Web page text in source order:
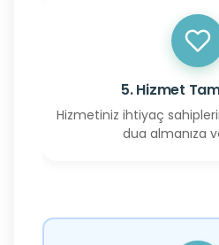
5. Hizmet
Hizmetiniz ihtiyaç
dua almanıza